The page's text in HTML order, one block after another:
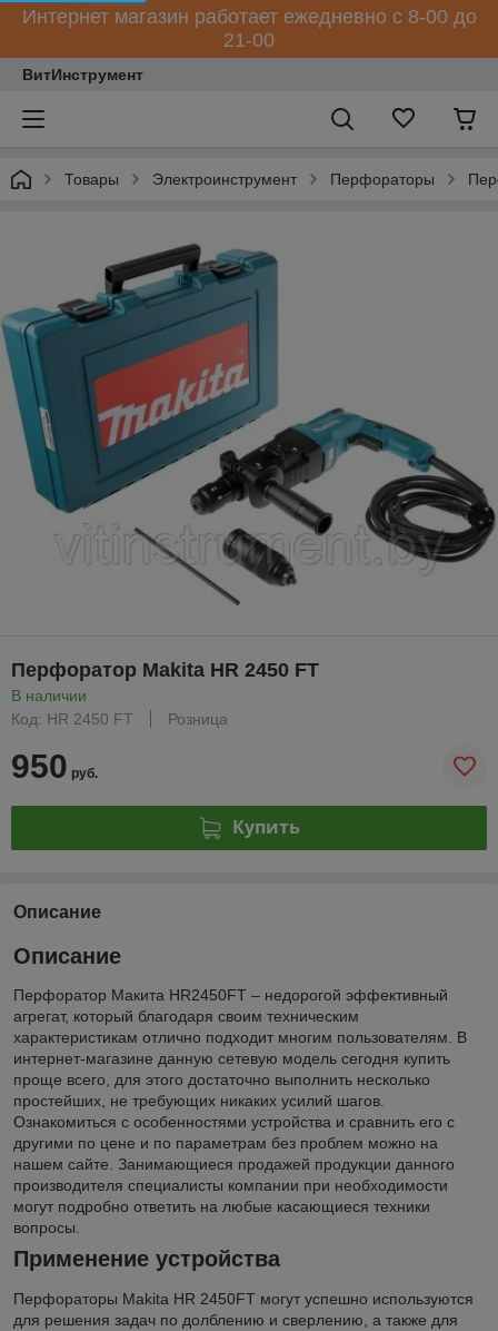
Интернет магазин работает ежедневно с 8-00 до
21-00
ВитИнструмент
Товары Электроинструмент Перфораторы
Перфоратор Makita HR 2450 FT
В наличии
Код: HR 2450 FT
Розница
950 руб.
Купить
Описание
Описание
Перфоратор Макита HR2450FT – недорогой эффективный
агрегат, который благодаря своим техническим
характеристикам отлично подходит многим пользователям. В
интернет-магазине данную сетевую модель сегодня купить
проще всего, для этого достаточно выполнить несколько
простейших, не требующих никаких усилий шагов.
Ознакомиться с особенностями устройства и сравнить его с
другими по цене и по параметрам без проблем можно на
нашем сайте. Занимающиеся продажей продукции данного
производителя специалисты компании при необходимости
могут подробно ответить на любые касающиеся техники
вопросы.
Применение устройства
Перфораторы Makita HR 2450FT могут успешно используются
для решения задач по долблению и сверлению, а также для